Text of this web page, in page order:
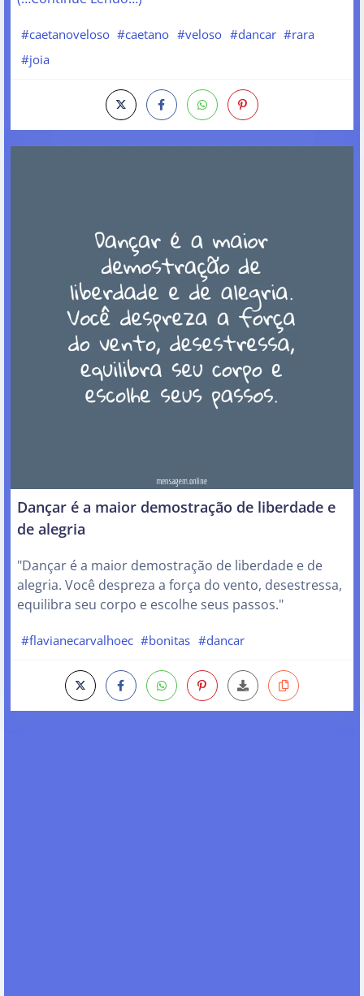
#caetanoveloso #caetano #veloso #dancar #rara
#joia
Dançar é a maior demostração de liberdade e
de alegria
"Dançar é a maior demostração de liberdade e de
alegria. Você despreza a força do vento, desestressa,
equilibra seu corpo e escolhe seus passos."
#flavianecarvalhoec #bonitas #dancar